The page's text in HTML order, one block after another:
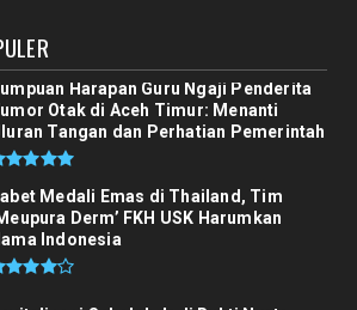
Turun Tangan Benahi
Pelosok, Gandeng...
August 04, 2026
Harapan Guru Ngaji Penderita
Otak di Aceh Timur: Menanti
Tangan dan Perhatian Pemerintah
Medali Emas di Thailand, Tim
Derm’ FKH USK Harumkan
Indonesia